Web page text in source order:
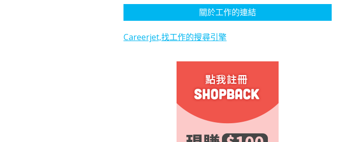
關於工作的連結
Careerjet,找工作的搜尋引擎